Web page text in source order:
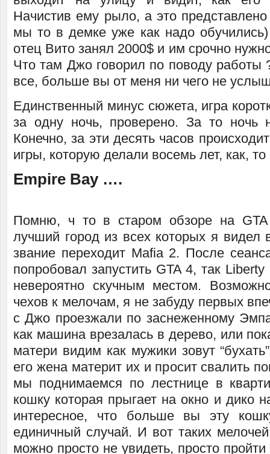
Начистив ему рыло, а это
мы то в демке уже как надо
отец Вито занял 2000$ и им срочно
Что там Джо говорил по поводу работы
все, больше вы от меня ни чего не
Единственный минус сюжета, игра
за одну ночь, проверено. За то ночь
Конечно, за эти десять часов
игры, которую делали восемь лет, как, то
Empire Bay ….
Помню, ч то в старом обзоре на
лучший город из всех которых я видел
звание переходит Mafia 2. После
попробовал запустить GTA 4, так
невероятно скучным местом.
чехов к мелочам, я не забуду первых
с Джо проезжали по заснеженному
как машина врезалась в дерево, или
матери видим как мужики зовут
его жена материт их и просит свалить
мы поднимаемся по лестнице в
кошку которая прыгает на окно и дико
интересное, что больше вы эту
единичный случай. И вот таких
можно просто не увидеть, просто